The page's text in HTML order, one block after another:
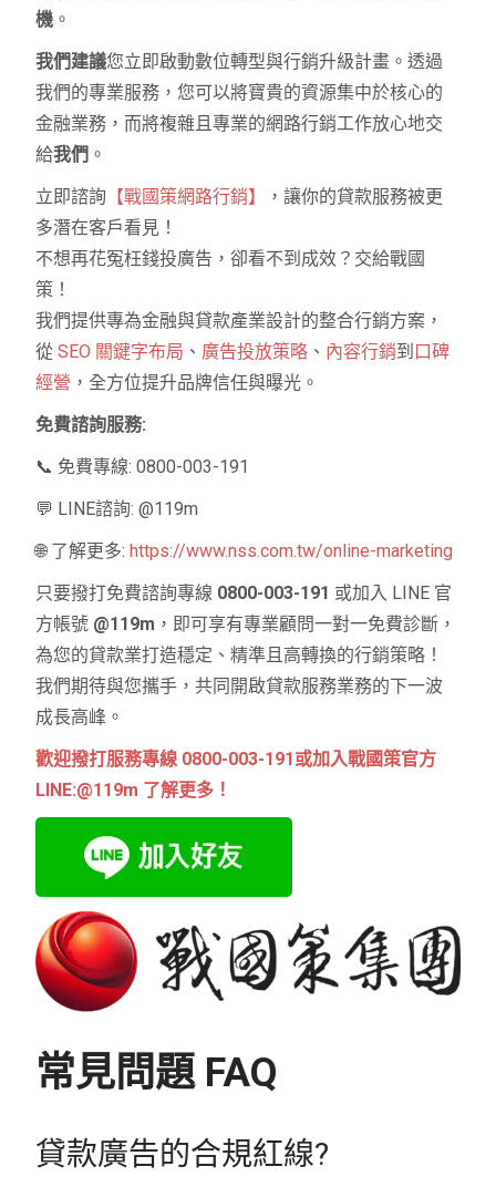
機 。
我們建議您立即啟動數位轉型與行銷升級計畫。透過
我們的專業服務，您可以將寶貴的資源集中於核心的
金融業務，而將複雜且專業的網路行銷工作放心地交
給我們 。
立即諮詢 【戰國策網路行銷】
，讓你的貸款服務被更
多潛在客戶看見！
不想再花冤枉錢投廣告，卻看不到成效？交給戰國
策！
我們提供專為金融與貸款產業設計的整合行銷方案，
從 SEO 關鍵字布局 、 廣告投放策略 、 內容行銷到 口碑
經營 ，全方位提升品牌信任與曝光。
免費諮詢服務:
📞 免費專線: 0800-003-191
💬 LINE諮詢: @119m
🌐 了解更多:https://www.nss.com.tw/online-marketing
只要撥打免費諮詢專線 0800-003-191 或加入 LINE 官
方帳號 @119m ，即可享有專業顧問一對一免費診斷，
為您的貸款業打造穩定、精準且高轉換的行銷策略！
我們期待與您攜手，共同開啟貸款服務業務的下一波
成長高峰。
歡迎撥打服務專線 0800-003-191或加入戰國策官方
LINE:@119m 了解更多！
常見問題 FAQ
貸款廣告的合規紅線?